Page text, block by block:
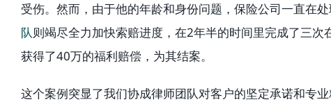
受伤。然而，由于他的年龄和身份问题，保险公司一直在
队则竭尽全力加快索赔进度，在2年半的时间里完成了三
获得了40万的福利赔偿，为其结案。
这个案例突显了我们协成律师团队对客户的坚定承诺和专